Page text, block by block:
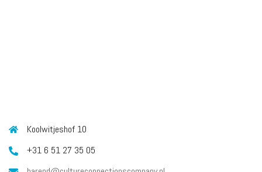
Koolwitjeshof 10
+31 6 51 27 35 05